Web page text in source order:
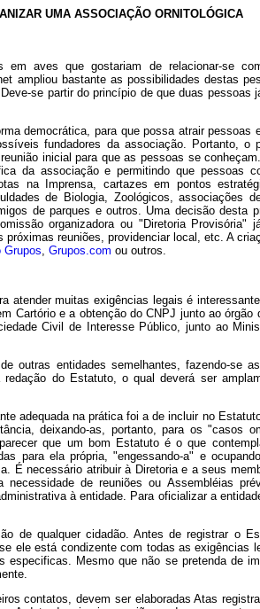
UMA ASSOCIAÇÃO ORNITOLÓGICA
em aves que gostariam de relacionar-se
ampliou bastante as possibilidades destas
se partir do princípio de que duas pessoas
democrática, para que possa atrair pessoas
fundadores da associação. Portanto, o
inicial para que as pessoas se
da associação e permitindo que pessoas
na Imprensa, cartazes em pontos
de Biologia, Zoológicos, associações
de parques e outros. Uma decisão desta
organizadora ou "Diretoria Provisória"
reuniões, providenciar local, etc. A
Grupos, Grupos.com ou outros.
atender muitas exigências legais é
Cartório e a obtenção do CNPJ junto ao órgão
Civil de Interesse Público, junto ao
outras entidades semelhantes, fazendo-se
do Estatuto, o qual deverá ser
adequada na prática foi a de incluir no
deixando-as, portanto, para os "casos
que um bom Estatuto é o que
para ela própria, "engessando-a" e
É necessário atribuir à Diretoria e a seus
de reuniões ou Assembléias
à entidade. Para oficializar a
de qualquer cidadão. Antes de registrar o
ele está condizente com todas as exigências
Mesmo que não se pretenda de
contatos, devem ser elaboradas Atas